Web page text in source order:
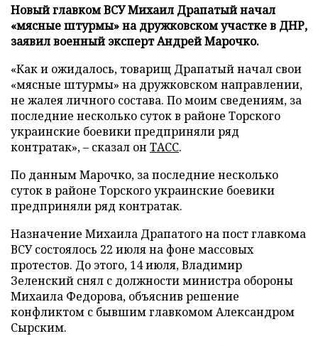
Новый главком ВСУ Михаил Драпатый начал
«мясные штурмы» на дружковском участке в ДНР,
заявил военный эксперт Андрей Марочко.
«Как и ожидалось, товарищ Драпатый начал свои
«мясные штурмы» на дружковском направлении,
не жалея личного состава. По моим сведениям, за
последние несколько суток в районе Торского
украинские боевики предприняли ряд
контратак», – сказал он ТАСС.
По данным Марочко, за последние несколько
суток в районе Торского украинские боевики
предприняли ряд контратак.
Назначение Михаила Драпатого на пост главкома
ВСУ состоялось 22 июля на фоне массовых
протестов. До этого, 14 июля, Владимир
Зеленский снял с должности министра обороны
Михаила Федорова, объяснив решение
конфликтом с бывшим главкомом Александром
Сырским.